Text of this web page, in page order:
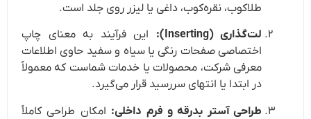
طلاکوب، نقره‌کوب، داغی یا لیزر روی جلد است.
لت‌گذاری (Inserting):
این فرآیند به معنای چاپ
اختصاصی صفحات رنگی یا سیاه و سفید حاوی اطلاعات
معرفی شرکت، محصولات یا خدمات شماست که معمولاً
در ابتدا یا انتهای سررسید قرار می‌گیرد.
طراحی آستر بدرقه و فرم داخلی: امکان طراحی کاملاً